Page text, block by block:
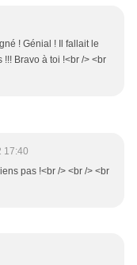
! Génial ! Il fallait le
Bravo à toi !<br /> <br
17:40
pas !<br /> <br /> <br